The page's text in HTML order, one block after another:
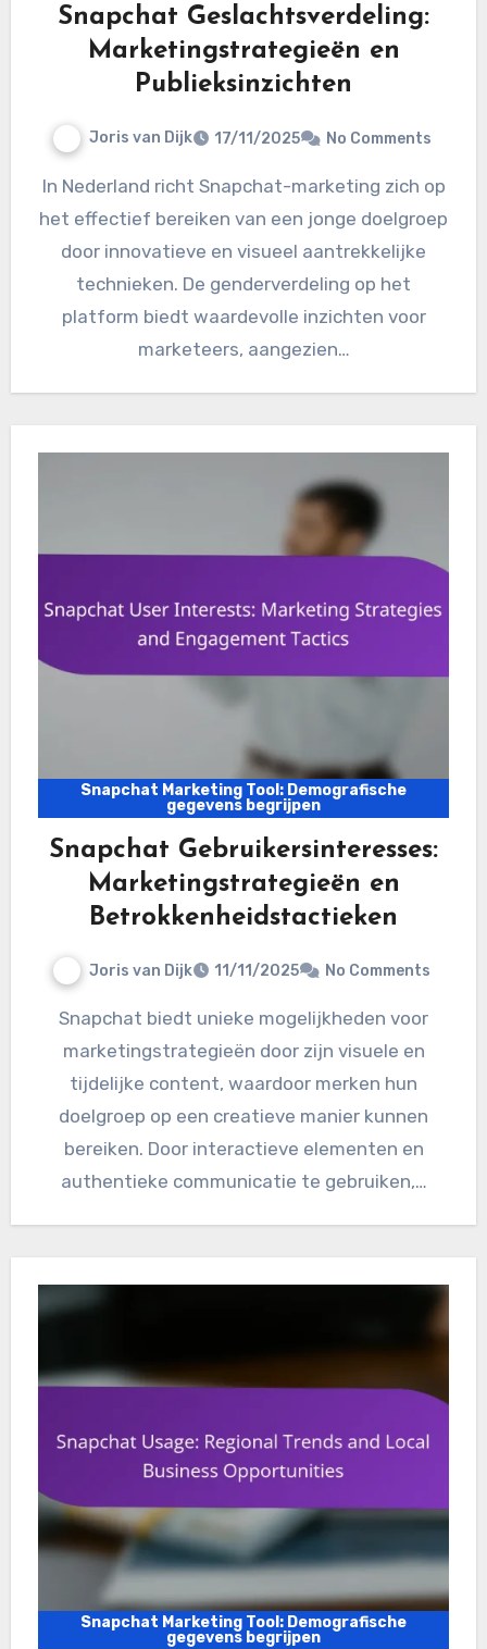
Snapchat Geslachtsverdeling:
Marketingstrategieën en
Publieksinzichten
Joris van Dijk 17/11/2025 No Comments
In Nederland richt Snapchat-marketing zich op
het effectief bereiken van een jonge doelgroep
door innovatieve en visueel aantrekkelijke
technieken. De genderverdeling op het
platform biedt waardevolle inzichten voor
marketeers, aangezien…
Snapchat Marketing Tool: Demografische
gegevens begrijpen
Snapchat Gebruikersinteresses:
Marketingstrategieën en
Betrokkenheidstactieken
Joris van Dijk 11/11/2025 No Comments
Snapchat biedt unieke mogelijkheden voor
marketingstrategieën door zijn visuele en
tijdelijke content, waardoor merken hun
doelgroep op een creatieve manier kunnen
bereiken. Door interactieve elementen en
authentieke communicatie te gebruiken,…
Snapchat Marketing Tool: Demografische
gegevens begrijpen